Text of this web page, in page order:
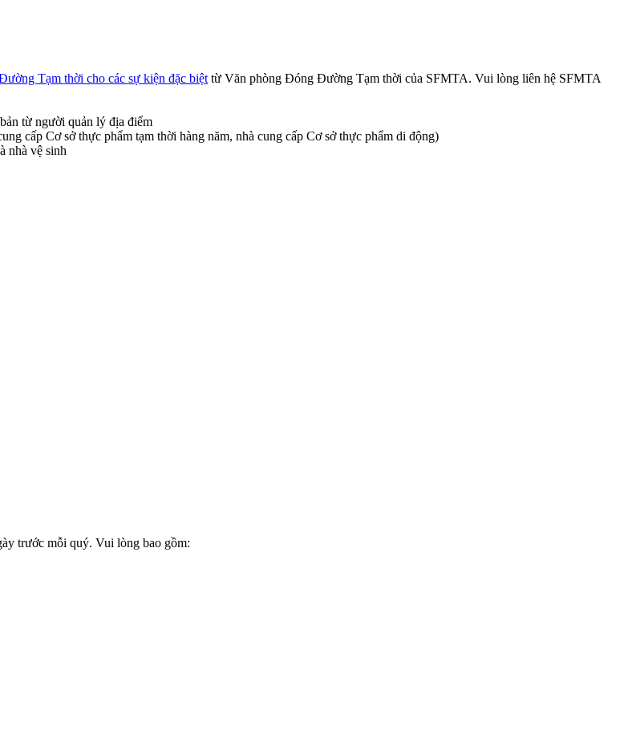
Tạm thời cho các sự kiện đặc biệt từ Văn phòng Đóng Đường Tạm thời của SFMTA. Vui lòng liên hệ SFMTA
từ người quản lý địa điểm
cấp Cơ sở thực phẩm tạm thời hàng năm, nhà cung cấp Cơ sở thực phẩm di động)
nhà vệ sinh
trước mỗi quý. Vui lòng bao gồm: